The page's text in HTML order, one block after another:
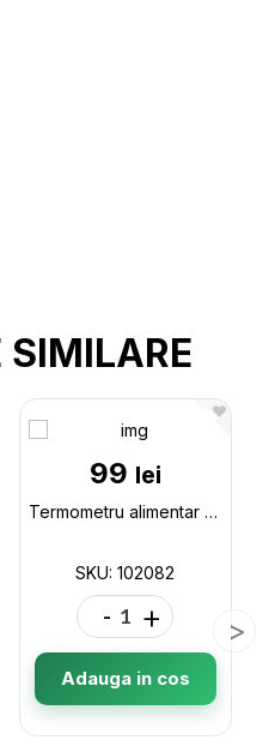
SIMILARE
99 lei
Termometru alimentar (102082) forma pix 102082
SKU: 102082
- +
Adauga in cos